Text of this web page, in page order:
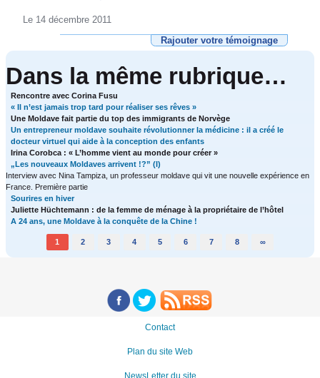
Le 14 décembre 2011
Rajouter votre témoignage
Dans la même rubrique…
Rencontre avec Corina Fusu
« Il n’est jamais trop tard pour réaliser ses rêves »
Une Moldave fait partie du top des immigrants de Norvège
Un entrepreneur moldave souhaite révolutionner la médicine : il a créé le
docteur virtuel qui aide à la conception des enfants
Irina Corobca : « L’homme vient au monde pour créer »
„Les nouveaux Moldaves arrivent !?” (I)
Interview avec Nina Tampiza, un professeur moldave qui vit une nouvelle expérience en
France. Première partie
Sourires en hiver
Juliette Hüchtemann : de la femme de ménage à la propriétaire de l’hôtel
A 24 ans, une Moldave à la conquête de la Chine !
1 2 3 4 5 6 7 8 ∞
Contact
Plan du site Web